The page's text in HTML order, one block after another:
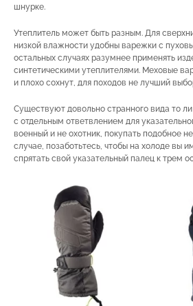
шнурке.
Утеплитель может быть разным. Для
низкой влажности удобны варежки с
остальных случаях разумнее применять
синтетическими утеплителями. Меховые
и плохо сохнут, для походов не лучший
Существуют довольно странного вида то
с отдельным ответвлением для
военный и не охотник, покупать подобное
случае, позаботьтесь, чтобы на холоде вы
спрятать свой указательный палец к трем